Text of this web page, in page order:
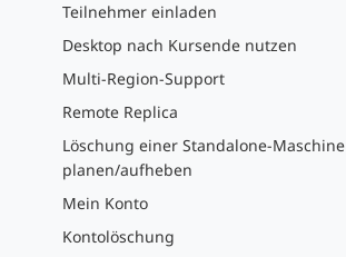
Teilnehmer einladen
Desktop nach Kursende nutzen
Multi-Region-Support
Remote Replica
Löschung einer Standalone-Maschine
planen/aufheben
Mein Konto
Kontolöschung